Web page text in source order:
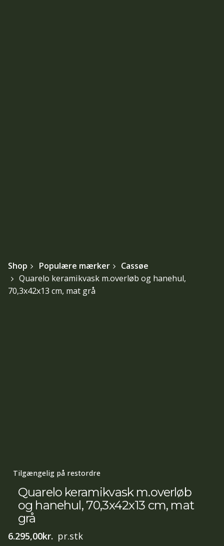
Shop Populære mærker
Cassøe
Quarelo keramikvask m.overløb og hanehul,
70,3x42x13 cm, mat grå
Tilgængelig på restordre
Quarelo keramikvask m.overløb
og hanehul, 70,3x42x13 cm, mat
grå
6.295,00kr. pr.stk